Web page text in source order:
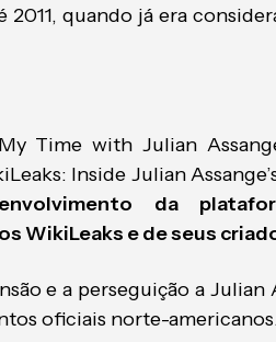
2011, quando já era
Time with Julian
Inside Julian
da
WikiLeaks e de seus
e a perseguição a Julian
oficiais norte-